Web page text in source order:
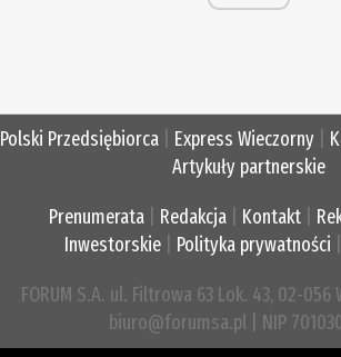
Polski Przedsiębiorca Express Wieczorny
Artykuły partnerskie
Prenumerata Redakcja Kontakt
Inwestorskie| Polityka prywatności
FORUM S.A. ul. Filtrowa 63 Lok. 43, 02-
biuro@forumsa.pl | NIP